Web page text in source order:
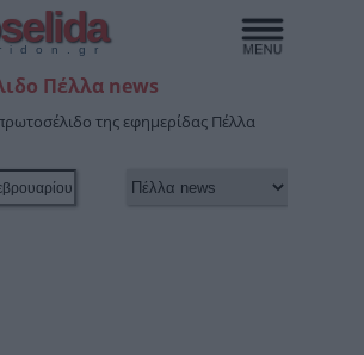
Πέλλα news
της εφημερίδας Πέλλα